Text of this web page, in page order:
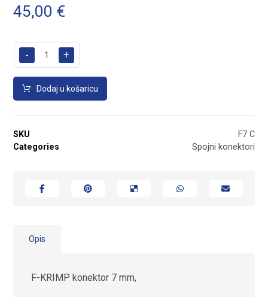
45,00 €
- +
Dodaj u košaricu
SKU
F7 C
Categories
Spojni konektori
Opis
F-KRIMP konektor 7 mm,